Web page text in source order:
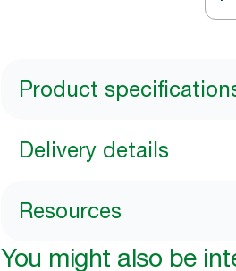
Product
Delivery details
Resources
You might also be